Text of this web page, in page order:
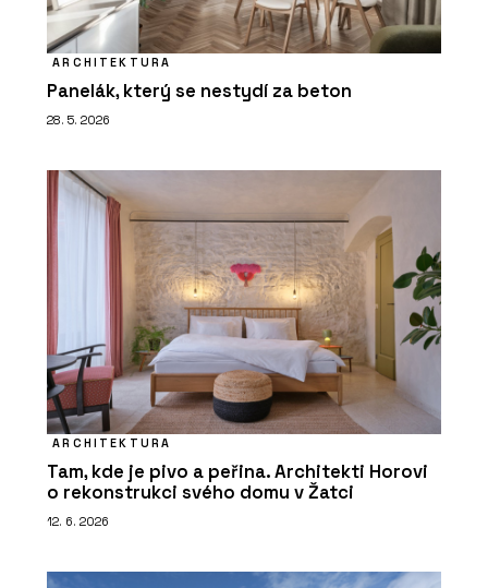
ARCHITEKTURA
Panelák, který se nestydí za beton
28. 5. 2026
ARCHITEKTURA
Tam, kde je pivo a peřina. Architekti Horovi
o rekonstrukci svého domu v Žatci
12. 6. 2026